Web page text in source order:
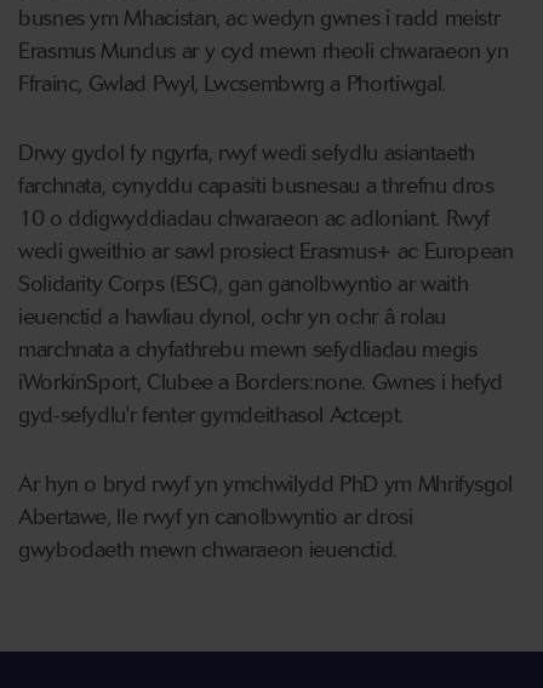
busnes ym Mhacistan, ac wedyn gwnes i radd meistr
Erasmus Mundus ar y cyd mewn rheoli chwaraeon yn
Ffrainc, Gwlad Pwyl, Lwcsembwrg a Phortiwgal.
Drwy gydol fy ngyrfa, rwyf wedi sefydlu asiantaeth
farchnata, cynyddu capasiti busnesau a threfnu dros
10 o ddigwyddiadau chwaraeon ac adloniant. Rwyf
wedi gweithio ar sawl prosiect Erasmus+ ac European
Solidarity Corps (ESC), gan ganolbwyntio ar waith
ieuenctid a hawliau dynol, ochr yn ochr â rolau
marchnata a chyfathrebu mewn sefydliadau megis
iWorkinSport, Clubee a Borders:none. Gwnes i hefyd
gyd-sefydlu'r fenter gymdeithasol Actcept.
Ar hyn o bryd rwyf yn ymchwilydd PhD ym Mhrifysgol
Abertawe, lle rwyf yn canolbwyntio ar drosi
gwybodaeth mewn chwaraeon ieuenctid.